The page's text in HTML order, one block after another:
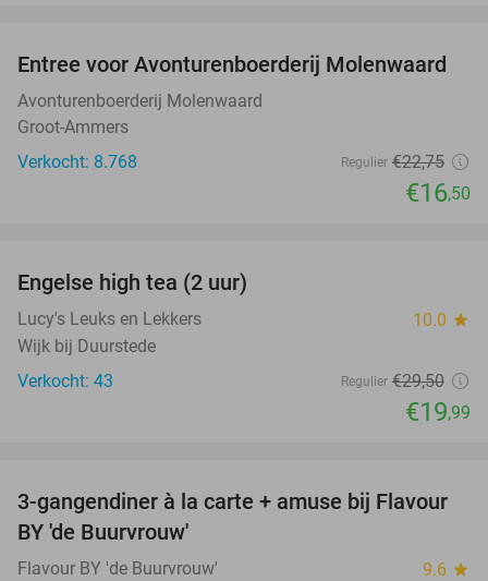
27%
Entree voor Avonturenboerderij Molenwaard
Avonturenboerderij Molenwaard
Groot-Ammers
Verkocht: 8.768
Regulier €22,75
€16,50
Engelse high tea (2 uur)
Lucy's Leuks en Lekkers 10.0 star
Wijk bij Duurstede
Verkocht: 43
Regulier €29,50
€19,99
38%
3-gangendiner à la carte + amuse bij Flavour
BY 'de Buurvrouw'
Flavour BY 'de Buurvrouw' 9.6 star